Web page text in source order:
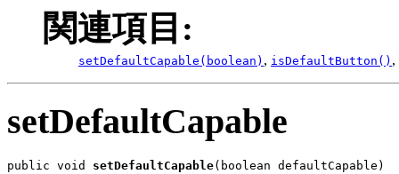
関連項目:
setDefaultCapable(boolean) , isDefaultButton() ,
setDefaultCapable
public void setDefaultCapable(boolean defaultCapable)